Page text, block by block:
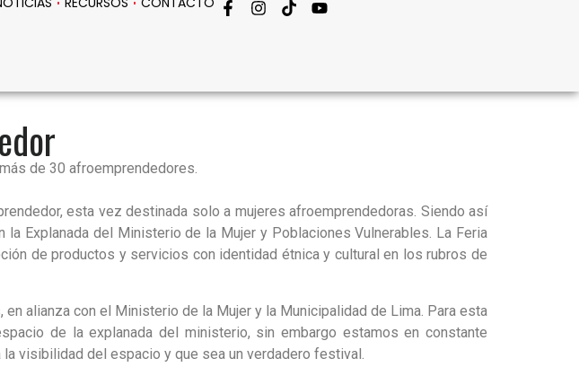
de 30 afroemprendedores.
esta vez destinada solo a mujeres afroemprendedoras. Siendo así
Explanada del Ministerio de la Mujer y Poblaciones Vulnerables. La Feria
de productos y servicios con identidad étnica y cultural en los rubros de
alianza con el Ministerio de la Mujer y la Municipalidad de Lima. Para esta
de la explanada del ministerio, sin embargo estamos en constante
visibilidad del espacio y que sea un verdadero festival.